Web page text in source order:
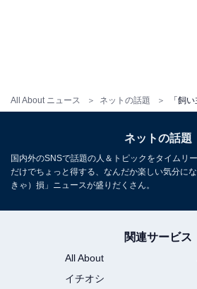
All About ニュース ネットの話題
ネットの話題
国内外のSNSで話題の人＆トピックをタイムリ
だけでちょっと得する、なんだか楽しい気分に
きゃ）損」ニュースが盛りだくさん。
関連サービス
All About
イチオシ